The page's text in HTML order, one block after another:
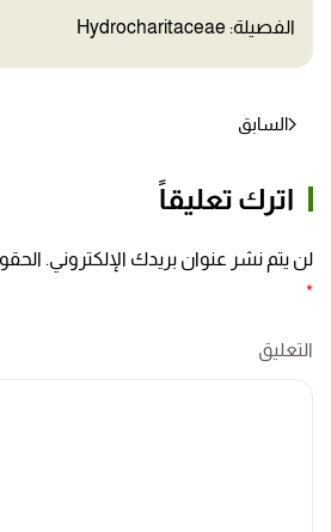
الفصيلة: Hydrocharitaceae
السابق
اترك تعليقاً
لن يتم نشر عنوان بريدك الإلكتروني.
*
التعليق